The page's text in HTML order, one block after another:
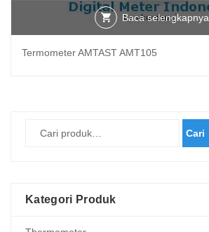
Baca selengkapnya
Termometer AMTAST AMT105
Cari
Kategori Produk